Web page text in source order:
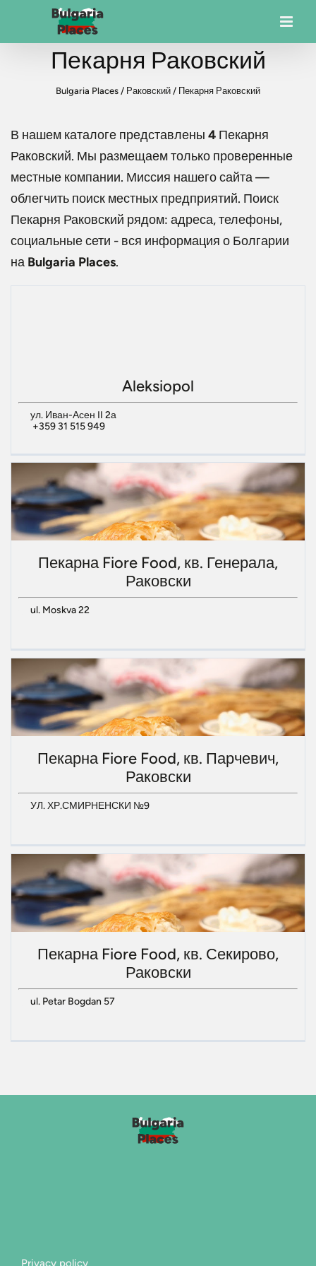
Пекарня Раковский
Bulgaria Places / Раковский / Пекарня Раковский
В нашем каталоге представлены 4 Пекарня
Раковский. Мы размещаем только проверенные
местные компании. Миссия нашего сайта —
облегчить поиск местных предприятий. Поиск
Пекарня Раковский рядом: адреса, телефоны,
социальные сети - вся информация о Болгарии
на Bulgaria Places.
Aleksiopol
ул. Иван-Асен II 2а
+359 31 515 949
Пекарна Fiore Food, кв. Генерала,
Раковски
ul. Moskva 22
Пекарна Fiore Food, кв. Парчевич,
Раковски
УЛ. ХР.СМИРНЕНСКИ №9
Пекарна Fiore Food, кв. Секирово,
Раковски
ul. Petar Bogdan 57
Privacy policy